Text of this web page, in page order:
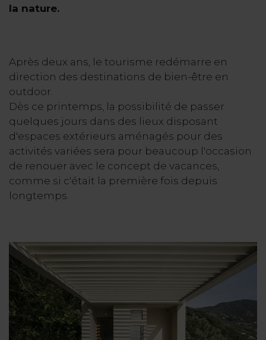
la nature.
Après deux ans, le tourisme redémarre en
direction des destinations de bien-être en
outdoor.
Dès ce printemps, la possibilité de passer
quelques jours dans des lieux disposant
d'espaces extérieurs aménagés pour des
activités variées sera pour beaucoup l'occasion
de renouer avec le concept de vacances,
comme si c'était la première fois depuis
longtemps.